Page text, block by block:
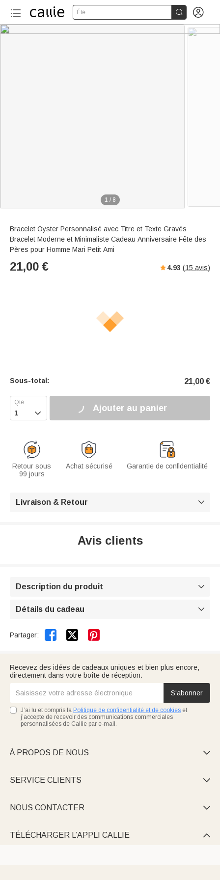
Été  
1 / 8
Bracelet Oyster Personnalisé avec Titre et Texte Gravés
Bracelet Moderne et Minimaliste Cadeau Anniversaire Fête des
Pères pour Homme Mari Petit Ami
21,00 € 4.93 (15 avis)
Sous-total: 21,00 €
 Ajouter au panier
Retour sous
99 jours
Achat sécurisé Garantie de confidentialité
Livraison & Retour 
Avis clients
Description du produit 
Détails du cadeau 
Partager:  
Recevez des idées de cadeaux uniques et bien plus encore,
directement dans votre boîte de réception.
S'abonner
J’ai lu et compris la Politique de confidentialité et de cookies et
j’accepte de recevoir des communications commerciales
personnalisées de Callie par e-mail.
À PROPOS DE NOUS 
SERVICE CLIENTS 
NOUS CONTACTER 
TÉLÉCHARGER L’APPLI CALLIE 